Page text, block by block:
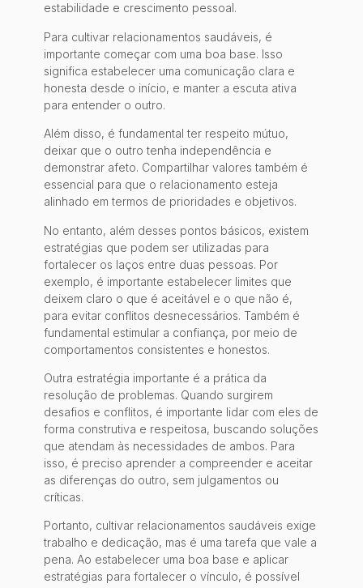
estabilidade e crescimento pessoal.
Para cultivar relacionamentos saudáveis, é
importante começar com uma boa base. Isso
significa estabelecer uma comunicação clara e
honesta desde o início, e manter a escuta ativa
para entender o outro.
Além disso, é fundamental ter respeito mútuo,
deixar que o outro tenha independência e
demonstrar afeto. Compartilhar valores também é
essencial para que o relacionamento esteja
alinhado em termos de prioridades e objetivos.
No entanto, além desses pontos básicos, existem
estratégias que podem ser utilizadas para
fortalecer os laços entre duas pessoas. Por
exemplo, é importante estabelecer limites que
deixem claro o que é aceitável e o que não é,
para evitar conflitos desnecessários. Também é
fundamental estimular a confiança, por meio de
comportamentos consistentes e honestos.
Outra estratégia importante é a prática da
resolução de problemas. Quando surgirem
desafios e conflitos, é importante lidar com eles de
forma construtiva e respeitosa, buscando soluções
que atendam às necessidades de ambos. Para
isso, é preciso aprender a compreender e aceitar
as diferenças do outro, sem julgamentos ou
críticas.
Portanto, cultivar relacionamentos saudáveis exige
trabalho e dedicação, mas é uma tarefa que vale a
pena. Ao estabelecer uma boa base e aplicar
estratégias para fortalecer o vínculo, é possível